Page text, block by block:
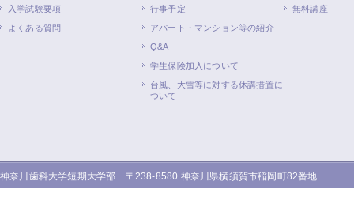
入学試験要項
よくある質問
行事予定
アパート・マンション等の紹介
Q&A
学生保険加入について
台風、大雪等に対する休講措置に
ついて
無料講座
神奈川歯科大学短期大学部 〒238-8580 神奈川県横須賀市稲岡町82番地